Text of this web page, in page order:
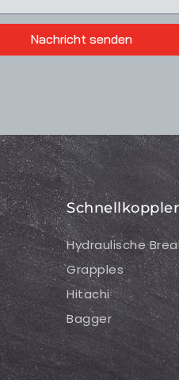
Nachricht senden
Schnellkoppler
Hydraulische
Grapples
Hitachi
Bagger